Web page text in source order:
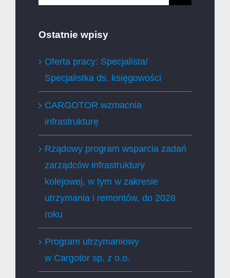
Ostatnie wpisy
Oferta pracy: Specjalista/
Specjalistka ds. księgowości
CARGOTOR wzmacnia
infrastrukturę
Rządowy program wsparcia zadań
zarządców infrastruktury
kolejowej, w tym w zakresie
utrzymania i remontów, do 2028
roku
Program utrzymaniowy
w Cargotor sp. z o.o.